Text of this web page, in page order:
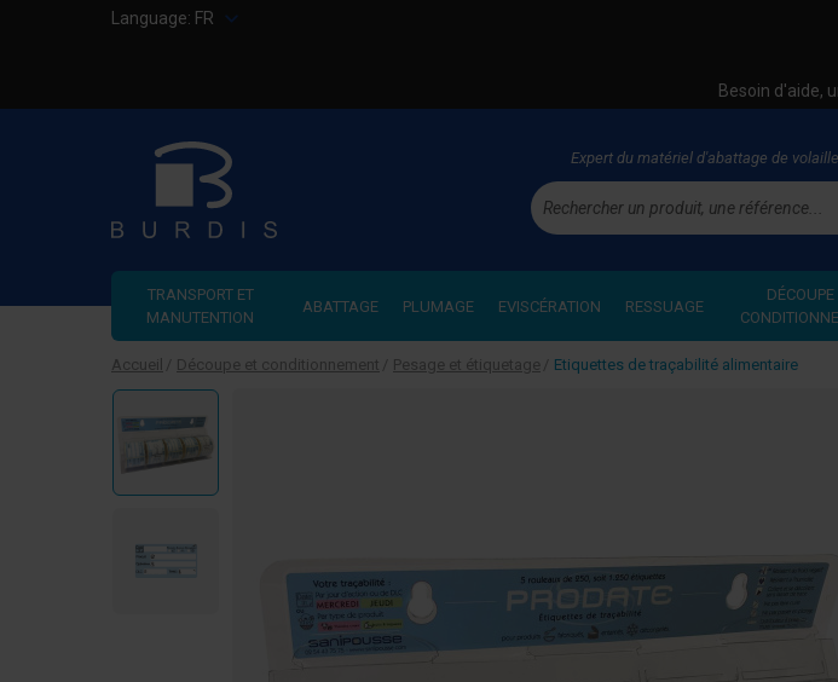
Language: FR
Besoin d'aide,
Expert du matériel d'abattage de
Rechercher
TRANSPORT ET
MANUTENTION
ABATTAGE PLUMAGE EVISCÉRATION RESSUAGE
DÉCOUPE
Accueil Découpe et conditionnement Pesage et étiquetage Etiquettes de traçabilité alimentaire